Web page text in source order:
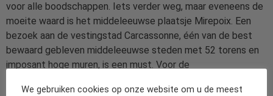
voor alle boodschappen. Iets verder weg, maar eveneens de
moeite waard is het middeleeuwse plaatsje Mirepoix. Een
bezoek aan de vestingstad Carcassonne, één van de best
bewaard gebleven middeleeuwse steden met 52 torens en
imposant hoge muren, is een must. Voor de
We gebruiken cookies op onze website om u de meest